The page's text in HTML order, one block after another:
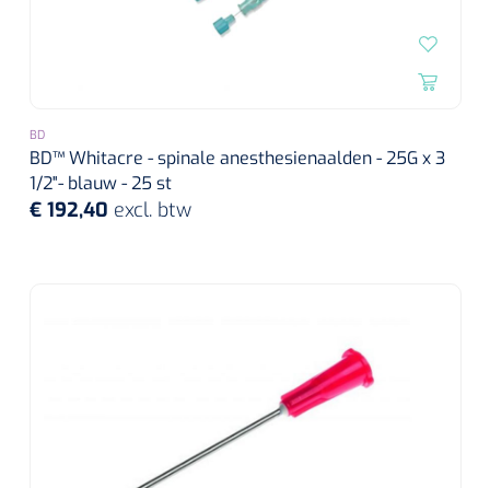
BD
BD™ Whitacre - spinale anesthesienaalden - 25G x 3
1/2"- blauw - 25 st
€ 192,40 excl. btw